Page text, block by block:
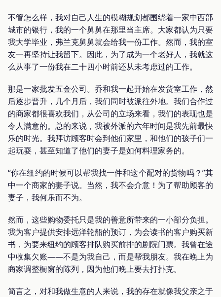
不管怎么样，我对自己人生的模糊规划都围绕着一家中西部
城市的银行，我的一个舅舅在那里当主席。大家都认为只要
我大学毕业，弗兰克舅舅就会给我一份工作。然而，我的室
友一再坚持让我留下。因此，为了成为一个老好人，我就这
么从事了一份我在二十四小时前还从未考虑过的工作。
那是一家批发五金公司。乔和我一起开始在发货室工作，然
后逐步晋升，几个月后，我们同时被派往外地。我们合作过
的商家都很喜欢我们，从公司的立场来看，我们的表现也是
令人满意的。总的来说，我被外派的六年时间是我先前最快
乐的时光。我拜访顾客时会到他们家里，和他们的孩子们一
起玩耍，甚至知道了他们的妻子是如何料理家务的。
“你在纽约的时候可以帮我找一件和这个配对的货物吗？”其
中一个商家的妻子说。当然，我不会介意！为了帮助顾客的
妻子，我何乐而不为。
然而，这些购物委托只是我的善意所带来的一小部分负担。
我为客户提供安排远洋轮船的预订，为会读书的客户购买新
书，为要来纽约的顾客排队购买前排的剧院门票。我曾在途
中收集欠账——不是为我自己，而是帮我朋友。我在晚上为
商家调整橱窗的陈列，因为他们晚上要去打扑克。
简言之，对和我做生意的人来说，我的存在就像我父亲之于